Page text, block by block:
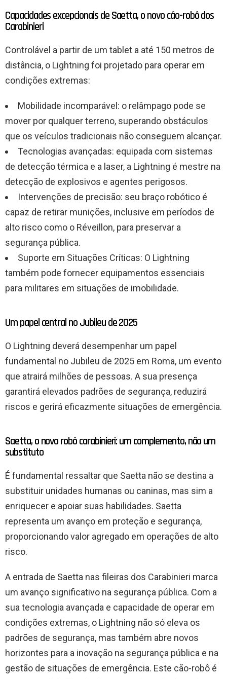
Capacidades excepcionais de Saetta, o novo cão-robô dos
Carabinieri
Controlável a partir de um tablet a até 150 metros de
distância, o Lightning foi projetado para operar em
condições extremas:
Mobilidade incomparável: o relâmpago pode se
mover por qualquer terreno, superando obstáculos
que os veículos tradicionais não conseguem alcançar.
Tecnologias avançadas: equipada com sistemas
de detecção térmica e a laser, a Lightning é mestre na
detecção de explosivos e agentes perigosos.
Intervenções de precisão: seu braço robótico é
capaz de retirar munições, inclusive em períodos de
alto risco como o Réveillon, para preservar a
segurança pública.
Suporte em Situações Críticas: O Lightning
também pode fornecer equipamentos essenciais
para militares em situações de imobilidade.
Um papel central no Jubileu de 2025
O Lightning deverá desempenhar um papel
fundamental no Jubileu de 2025 em Roma, um evento
que atrairá milhões de pessoas. A sua presença
garantirá elevados padrões de segurança, reduzirá
riscos e gerirá eficazmente situações de emergência.
Saetta, o novo robô carabinieri: um complemento, não um
substituto
É fundamental ressaltar que Saetta não se destina a
substituir unidades humanas ou caninas, mas sim a
enriquecer e apoiar suas habilidades. Saetta
representa um avanço em proteção e segurança,
proporcionando valor agregado em operações de alto
risco.
A entrada de Saetta nas fileiras dos Carabinieri marca
um avanço significativo na segurança pública. Com a
sua tecnologia avançada e capacidade de operar em
condições extremas, o Lightning não só eleva os
padrões de segurança, mas também abre novos
horizontes para a inovação na segurança pública e na
gestão de situações de emergência. Este cão-robô é